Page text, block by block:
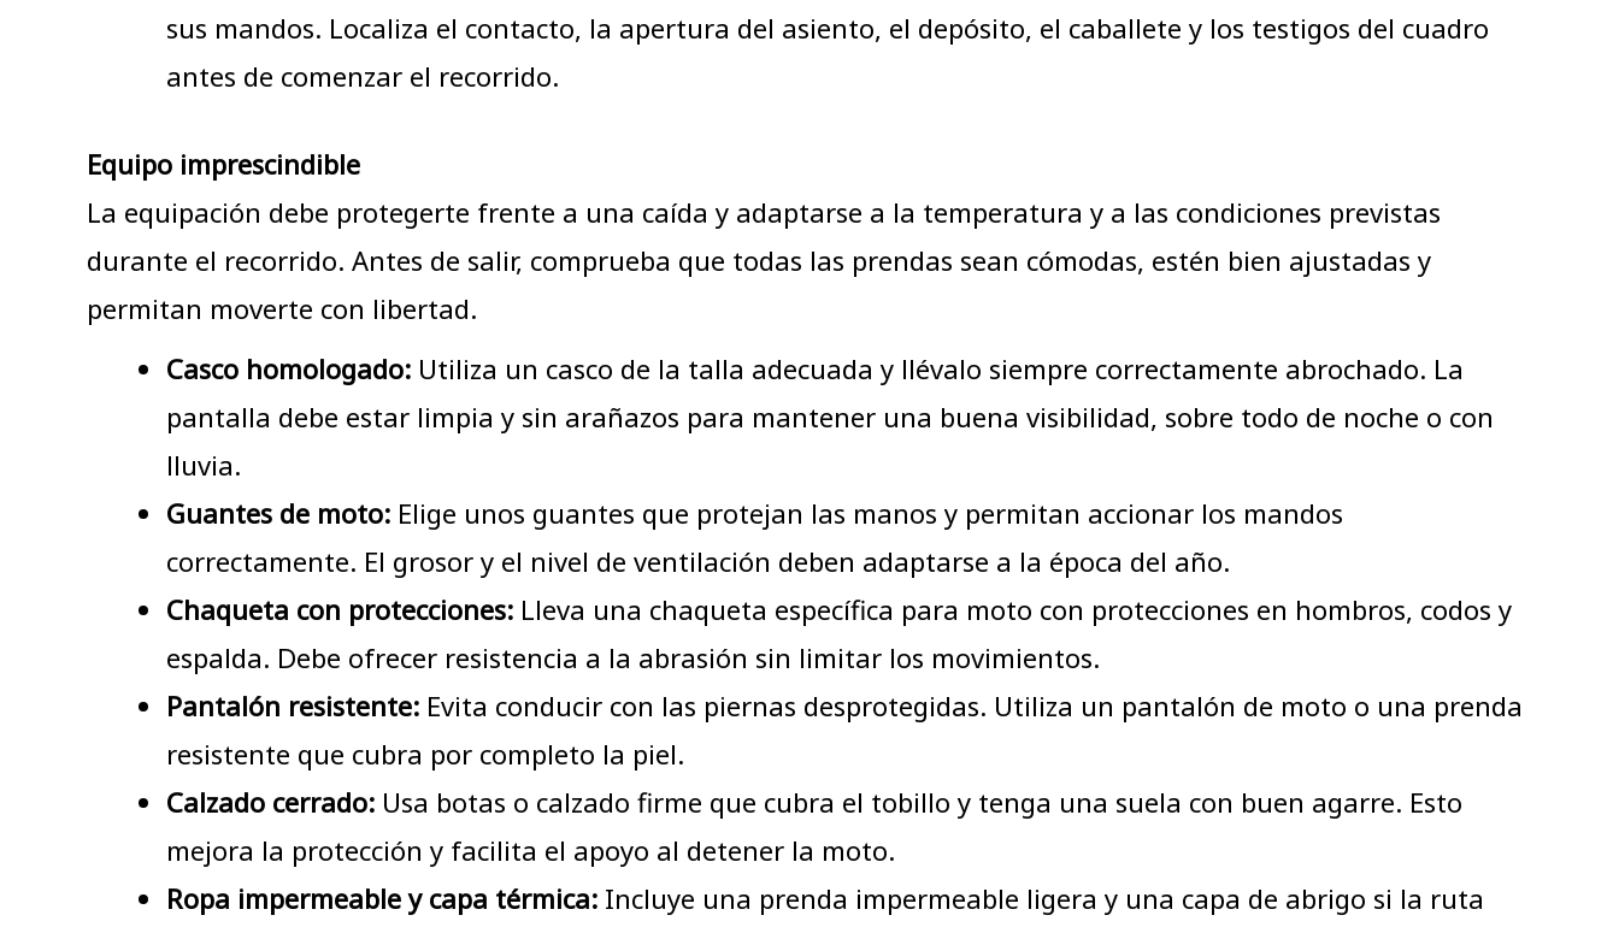
sus mandos. Localiza el contacto, la apertura del asiento, el depósito, el caballete y los testigos del cuadro
antes de comenzar el recorrido.
Equipo imprescindible
La equipación debe protegerte frente a una caída y adaptarse a la temperatura y a las condiciones previstas
durante el recorrido. Antes de salir, comprueba que todas las prendas sean cómodas, estén bien ajustadas y
permitan moverte con libertad.
Casco homologado: Utiliza un casco de la talla adecuada y llévalo siempre correctamente abrochado. La
pantalla debe estar limpia y sin arañazos para mantener una buena visibilidad, sobre todo de noche o con
lluvia.
Guantes de moto: Elige unos guantes que protejan las manos y permitan accionar los mandos
correctamente. El grosor y el nivel de ventilación deben adaptarse a la época del año.
Chaqueta con protecciones: Lleva una chaqueta específica para moto con protecciones en hombros, codos y
espalda. Debe ofrecer resistencia a la abrasión sin limitar los movimientos.
Pantalón resistente: Evita conducir con las piernas desprotegidas. Utiliza un pantalón de moto o una prenda
resistente que cubra por completo la piel.
Calzado cerrado: Usa botas o calzado firme que cubra el tobillo y tenga una suela con buen agarre. Esto
mejora la protección y facilita el apoyo al detener la moto.
Ropa impermeable y capa térmica: Incluye una prenda impermeable ligera y una capa de abrigo si la ruta